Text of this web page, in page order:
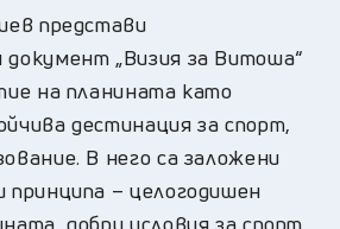
представи
документ „Визия за Витоша“
на планината като
дестинация за спорт,
В него са заложени
принципа – целогодишен